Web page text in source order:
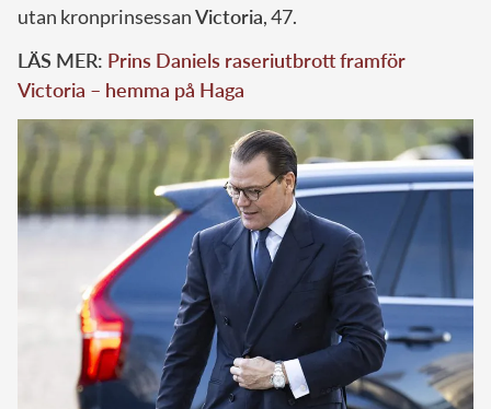
utan kronprinsessanVictoria, 47.
LÄS MER: Prins Daniels raseriutbrott framför
Victoria – hemma på Haga